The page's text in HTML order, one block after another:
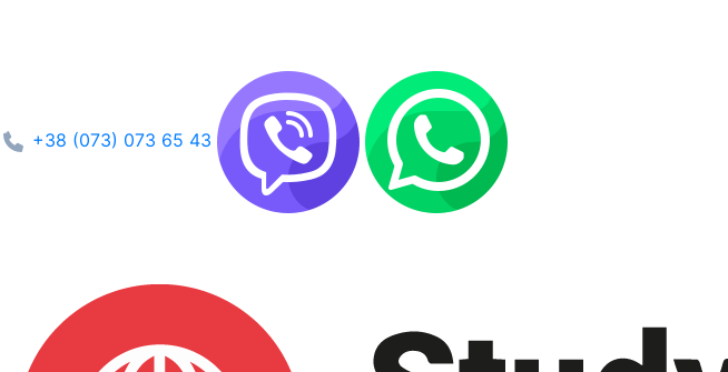
+38 (073) 073 65 43